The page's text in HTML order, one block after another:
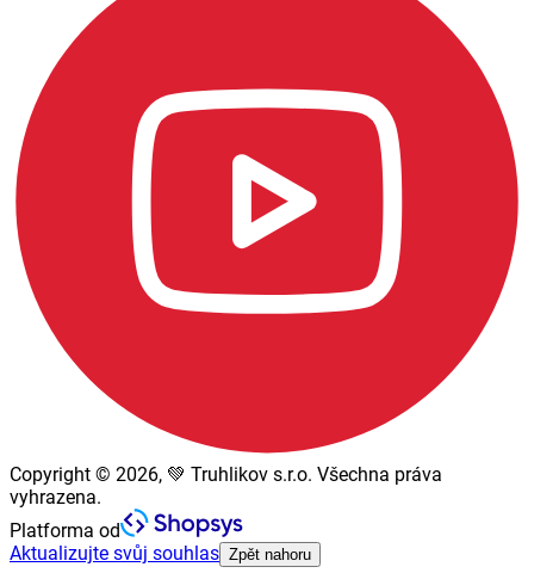
Copyright © 2026, 💚 Truhlikov s.r.o. Všechna práva
vyhrazena.
Platforma od
Aktualizujte svůj souhlas Zpět nahoru